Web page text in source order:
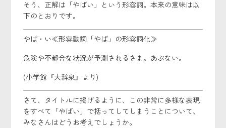
そう、正解は「やばい」という形容詞。本来の意味は以
下のとおりです。
やば・い≪形容動詞「やば」の形容詞化≫
危険や不都合な状況が予測されるさま。あぶない。
(小学館『大辞泉』より)
さて、タイトルに掲げるように、この非常に多様な表現
をすべて「やばい」で括ってしてしまうことについて、
みなさんはどうお考えでしょうか。